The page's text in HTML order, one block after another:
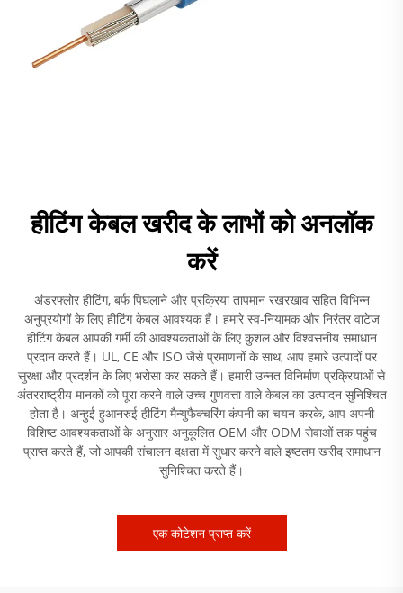
हीटिंग केबल खरीद के लाभों को अनलॉक
करें
अंडरफ्लोर हीटिंग, बर्फ पिघलाने और प्रक्रिया तापमान रखरखाव सहित विभिन्न
अनुप्रयोगों के लिए हीटिंग केबल आवश्यक हैं। हमारे स्व-नियामक और निरंतर वाटेज
हीटिंग केबल आपकी गर्मी की आवश्यकताओं के लिए कुशल और विश्वसनीय समाधान
प्रदान करते हैं। UL, CE और ISO जैसे प्रमाणनों के साथ, आप हमारे उत्पादों पर
सुरक्षा और प्रदर्शन के लिए भरोसा कर सकते हैं। हमारी उन्नत विनिर्माण प्रक्रियाओं से
अंतरराष्ट्रीय मानकों को पूरा करने वाले उच्च गुणवत्ता वाले केबल का उत्पादन सुनिश्चित
होता है। अन्हुई हुआनरुई हीटिंग मैन्युफैक्चरिंग कंपनी का चयन करके, आप अपनी
विशिष्ट आवश्यकताओं के अनुसार अनुकूलित OEM और ODM सेवाओं तक पहुंच
प्राप्त करते हैं, जो आपकी संचालन दक्षता में सुधार करने वाले इष्टतम खरीद समाधान
सुनिश्चित करते हैं।
एक कोटेशन प्राप्त करें